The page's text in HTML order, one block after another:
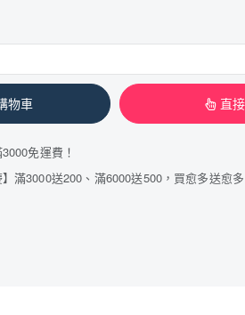
物車 直
免運費！
】滿3000送200、滿6000送500，買愈多送愈多